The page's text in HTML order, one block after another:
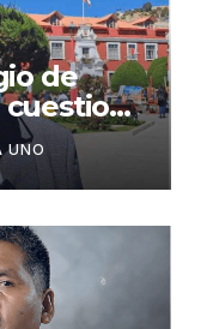
de
UNO